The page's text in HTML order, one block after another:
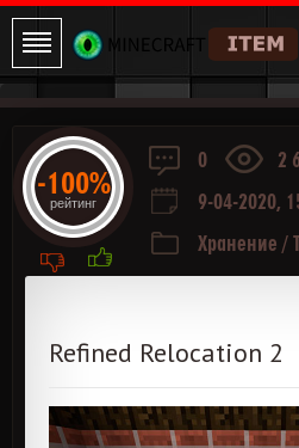
0
2
9-04-2020,
Хранение /
Refined Relocation 2
-100%
рейтинг